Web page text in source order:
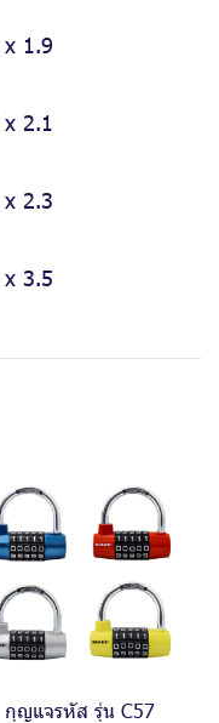
1.9
2.1
2.3
3.5
กุญแจรหัส รุ่น C57